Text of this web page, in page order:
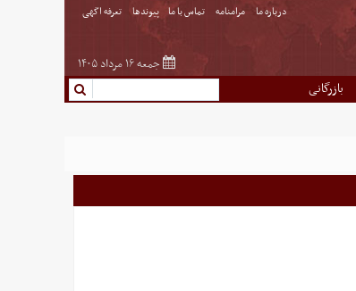
درباره ما مرامنامه تماس با ما پیوندها تعرفه اگهی
جمعه ۱۶ مرداد ۱۴۰۵
بازرگانی